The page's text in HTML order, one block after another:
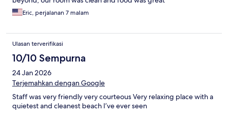
Eric, perjalanan 7 malam
Ulasan terverifikasi
10/10 Sempurna
24 Jan 2026
Terjemahkan dengan Google
Staff was very friendly very courteous Very relaxing place with a
quietest and cleanest beach I’ve ever seen